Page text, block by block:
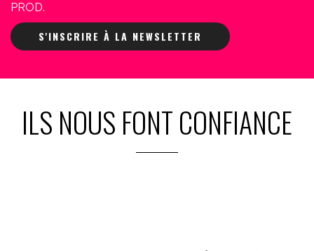
PROD.
S'INSCRIRE À LA NEWSLETTER
ILS NOUS FONT CONFIANCE